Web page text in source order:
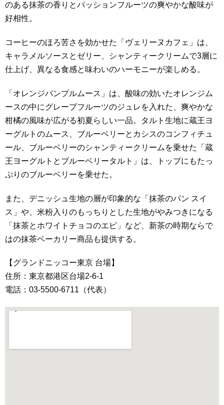
のある抹茶の香りとパッションフルーツの爽やかな酸味が
好相性。
コーヒーのほろ苦さを効かせた「ヴェリーヌカフェ」は、
キャラメルソースとゼリー、シャンティークリームで3層に
仕上げ、異なる食感と味わいのハーモニーが楽しめる。
「オレンジパンプルムース」は、酸味の効いたオレンジム
ースの中にグレープフルーツのジュレを入れた、爽やかな
柑橘の風味が広がる初夏らしい一品。タルト生地に蔵王ヨ
ーグルトのムース、ブルーベリーとカシスのコンフィチュ
ール、ブルーベリーのシャンティークリームを乗せた「蔵
王ヨーグルトとブルーベリータルト」は、トップにもたっ
ぷりのブルーベリーを乗せた。
また、デニッシュ生地の層が印象的な「抹茶のパン スイ
ス」や、米粉入りのもっちりとした生地がやみつきになる
「抹茶とホワイトチョコのエピ」など、新茶の時期ならで
はの抹茶ベーカリー商品も提供する。
【グランドニッコー東京 台場】
住所：東京都港区台場2-6-1
電話：03-5500-6711（代表）